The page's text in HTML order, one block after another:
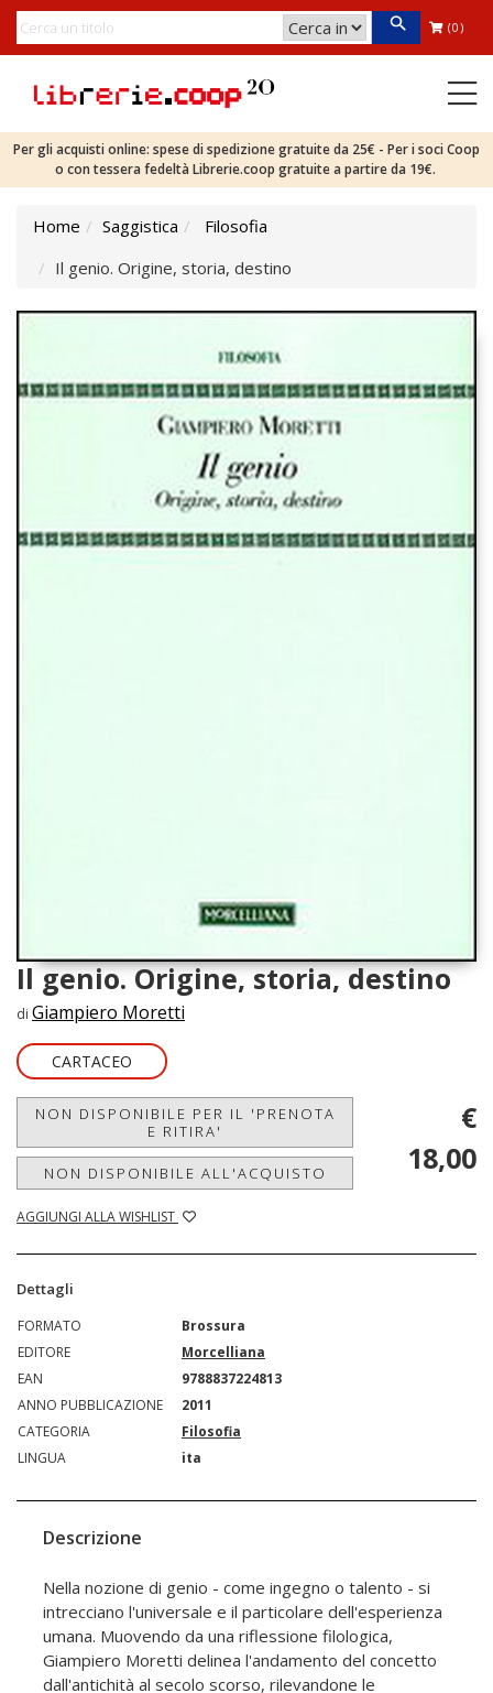
(0)
Per gli acquisti online: spese di spedizione gratuite da 25€ - Per i soci Coop
o con tessera fedeltà Librerie.coop gratuite a partire da 19€.
Home Saggistica
Filosofia
Il genio. Origine, storia, destino
Il genio. Origine, storia, destino
di Giampiero Moretti
CARTACEO
NON DISPONIBILE PER IL 'PRENOTA
E RITIRA'
NON DISPONIBILE ALL'ACQUISTO
AGGIUNGI ALLA WISHLIST
€
18,00
Dettagli
FORMATO
Brossura
EDITORE
Morcelliana
EAN
9788837224813
ANNO PUBBLICAZIONE
2011
CATEGORIA
Filosofia
LINGUA
ita
Descrizione
Nella nozione di genio - come ingegno o talento - si
intrecciano l'universale e il particolare dell'esperienza
umana. Muovendo da una riflessione filologica,
Giampiero Moretti delinea l'andamento del concetto
dall'antichità al secolo scorso, rilevandone le